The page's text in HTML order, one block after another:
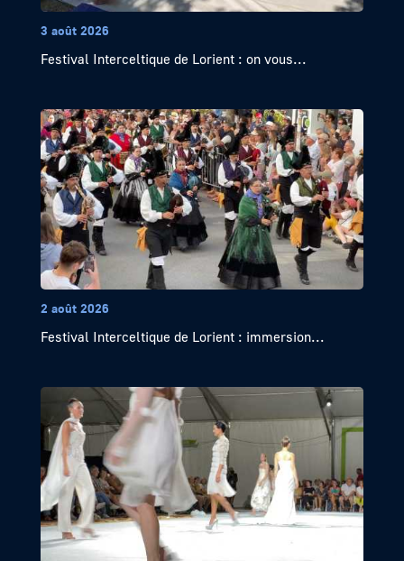
3 août 2026
Festival Interceltique de Lorient : on vous...
2 août 2026
Festival Interceltique de Lorient : immersion...